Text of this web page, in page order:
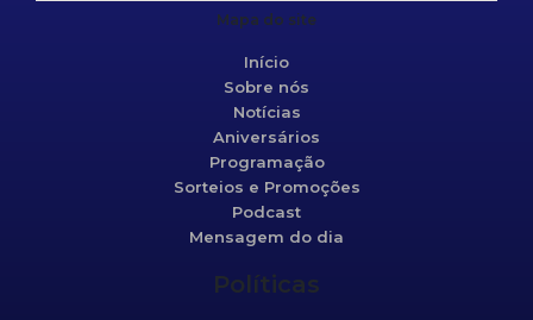
Mapa do site
Início
Sobre nós
Notícias
Aniversários
Programação
Sorteios e Promoções
Podcast
Mensagem do dia
Políticas